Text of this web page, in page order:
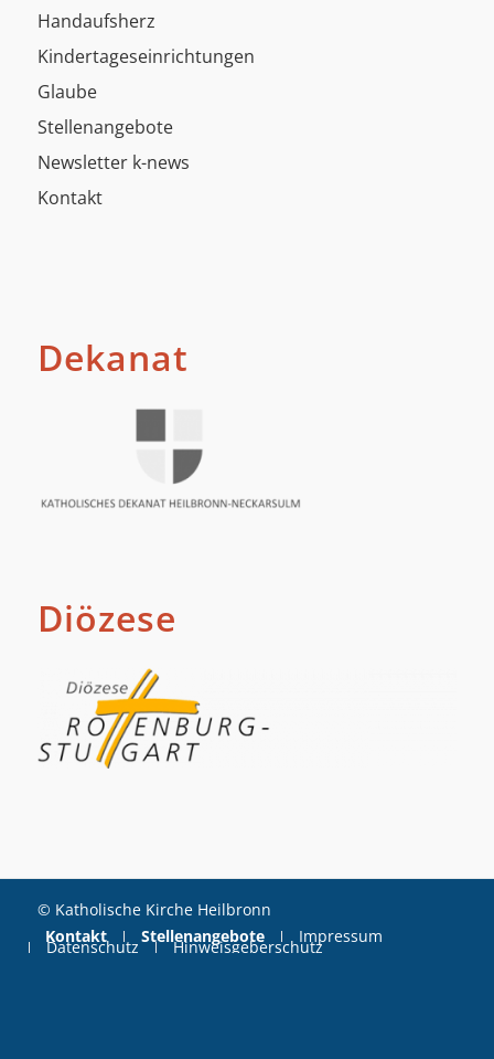
Handaufsherz
Kindertageseinrichtungen
Glaube
Stellenangebote
Newsletter k-news
Kontakt
Dekanat
Diözese
© Katholische Kirche Heilbronn
Kontakt
Stellenangebote Impressum
Datenschutz Hinweisgeberschutz